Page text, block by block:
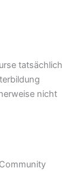
tatsächlich
nicht